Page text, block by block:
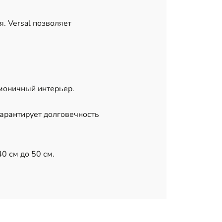
Versal позволяет
интерьер.
долговечность
см до 50 см.